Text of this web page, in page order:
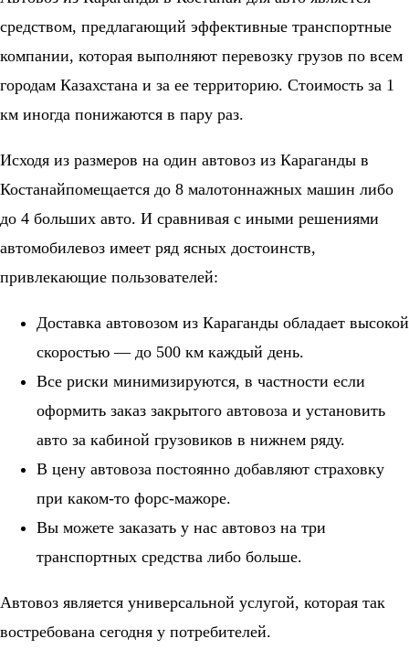
средством, предлагающий эффективные транспортные
компании, которая выполняют перевозку грузов по всем
городам Казахстана и за ее территорию. Стоимость за 1
км иногда понижаются в пару раз.
Исходя из размеров на один автовоз из Караганды в
Костанайпомещается до 8 малотоннажных машин либо
до 4 больших авто. И сравнивая с иными решениями
автомобилевоз имеет ряд ясных достоинств,
привлекающие пользователей:
Доставка автовозом из Караганды обладает высокой
скоростью — до 500 км каждый день.
Все риски минимизируются, в частности если
оформить заказ закрытого автовоза и установить
авто за кабиной грузовиков в нижнем ряду.
В цену автовоза постоянно добавляют страховку
при каком-то форс-мажоре.
Вы можете заказать у нас автовоз на три
транспортных средства либо больше.
Автовоз является универсальной услугой, которая так
востребована сегодня у потребителей.